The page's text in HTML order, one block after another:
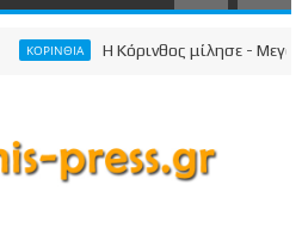
ΚΟΡΙΝΘΙΑ Η Κόρινθος μίλησε -